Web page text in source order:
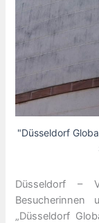
"Düsseldorf
Düsseldorf –
Besucherinnen
„Düsseldorf